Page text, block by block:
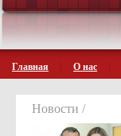
Главная О нас
Новости /